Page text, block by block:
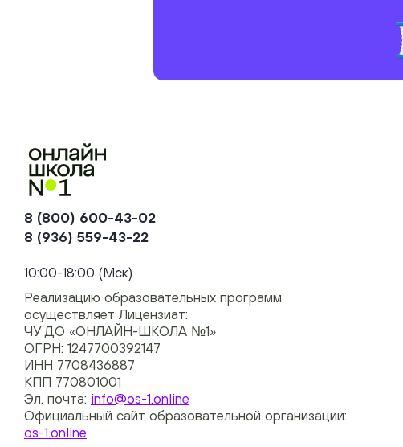
8 (800) 600-43-02
8 (936) 559-43-22
10:00-18:00 (Мск)
Реализацию образовательных программ
осуществляет Лицензиат:
ЧУ ДО «ОНЛАЙН-ШКОЛА №1»
ОГРН: 1247700392147
ИНН 7708436887
КПП 770801001
Эл. почта: info@os-1.online
Официальный сайт образовательной организации:
os-1.online